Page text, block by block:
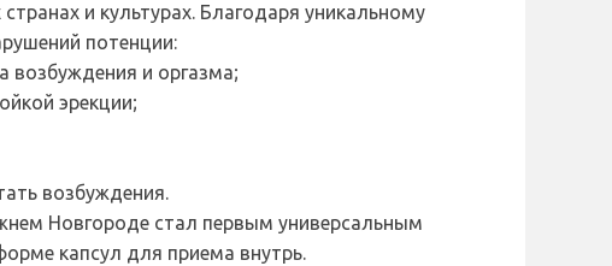
и культурах. Благодаря уникальному
потенции:
возбуждения и оргазма;
эрекции;
возбуждения.
Новгороде стал первым универсальным
капсул для приема внутрь.